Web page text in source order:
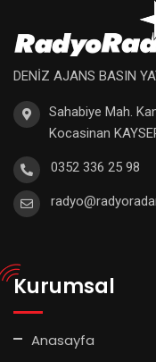
DENİZ AJANS BASIN
Sahabiye Mah.
Kocasinan
0352 336 25 98
Kurumsal
Anasayfa